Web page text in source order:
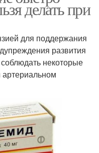
делать при
для поддержания
развития
соблюдать некоторые